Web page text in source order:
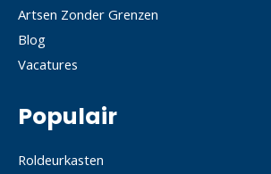
Artsen Zonder Grenzen
Blog
Vacatures
Populair
Roldeurkasten